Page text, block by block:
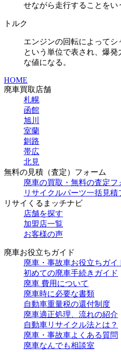
せながら走行することをい
トルク
エンジンの回転によって
という単位で表され、爆
な値になる。
HOME
廃車買取店舗
札幌
函館
旭川
室蘭
釧路
帯広
北見
無料の見積（査定）フォーム
廃車の買取・無料の査定フ
リサイクルパーツ一括見積
リサイくるまッチナビ
店舗を探す
加盟店一覧
お客様の声
廃車お役立ちガイド
廃車・事故車お役立ちガイ
初めての廃車手続きガイド
廃車 費用について
廃車時に必要な書類
自動車重量税の還付制度
廃車適正処理、流れの紹介
自動車リサイクル法とは？
廃車・事故車よくある質問
廃車なんでも相談室